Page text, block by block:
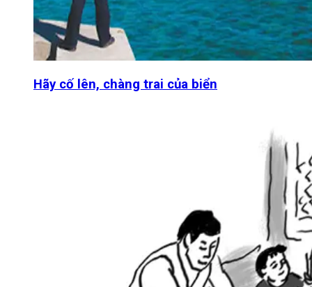
Hãy cố lên, chàng trai của biển